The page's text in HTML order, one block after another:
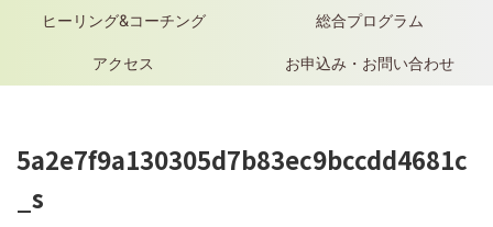
ヒーリング&コーチング 総合プログラム
アクセス お申込み・お問い合わせ
5a2e7f9a130305d7b83ec9bccdd4681c
_s